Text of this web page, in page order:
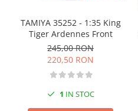
TAMIYA 35252 - 1:35 King
Tiger Ardennes Front
245,00 RON
220,50 RON
1 IN STOC